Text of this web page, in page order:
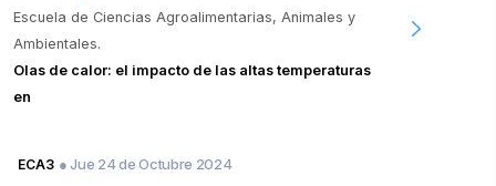
Escuela de Ciencias Agroalimentarias, Animales y
Ambientales.
Olas de calor: el impacto de las altas temperaturas
en
ECA3 ● Jue 24 de Octubre 2024